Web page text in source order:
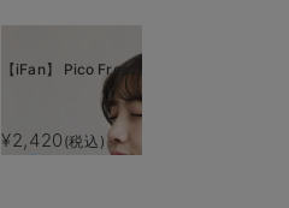
【iFan】 Pico Freeze
¥2,420 (税込)